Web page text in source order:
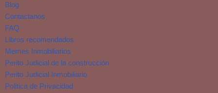
Blog
Contactanos
FAQ
Libros recomendados
Memes Inmobiliarios
Perito Judicial de la construcción
Perito Judicial Inmobiliario
Politica de Privacidad